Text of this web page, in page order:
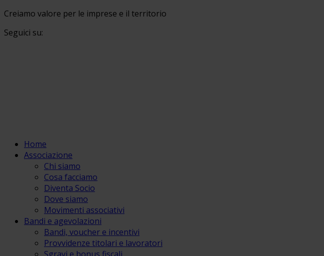
Creiamo valore per le imprese e il territorio
Seguici su:
Home
Associazione
Chi siamo
Cosa facciamo
Diventa Socio
Dove siamo
Movimenti associativi
Bandi e agevolazioni
Bandi, voucher e incentivi
Provvidenze titolari e lavoratori